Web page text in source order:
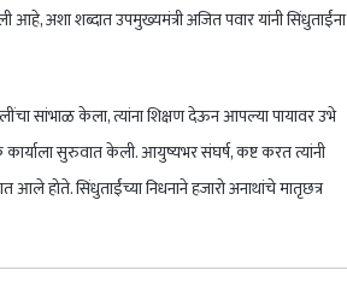
आहे, अशा शब्दात उपमुख्यमंत्री अजित पवार यांनी सिंधुताईंना
सांभाळ केला, त्यांना शिक्षण देऊन आपल्या पायावर उभे
कार्याला सुरुवात केली. आयुष्यभर संघर्ष, कष्ट करत त्यांनी
आले होते. सिंधुताईंच्या निधनाने हजारो अनाथांचे मातृछत्र